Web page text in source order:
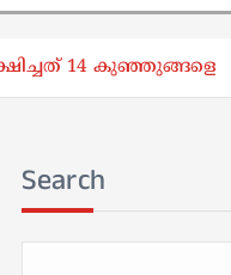
14 കുഞ്ഞുങ്ങളെ
Search